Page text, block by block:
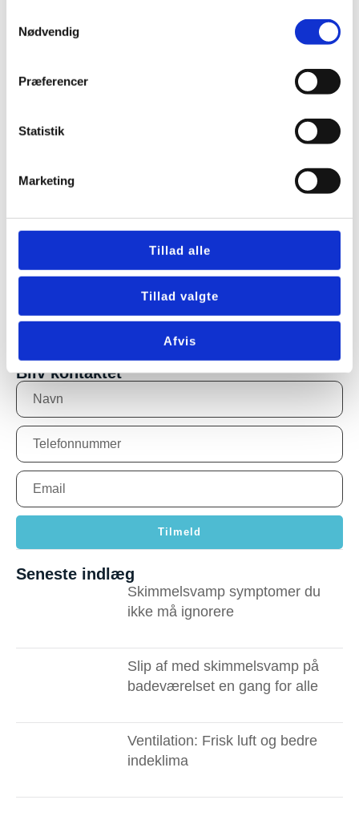
Nødvendig
Præferencer
Statistik
Marketing
Tillad alle
Tillad valgte
Afvis
Ventilator badeværelse batteri
ventilationsanlæg støje i boligen
eco 375 ventilationsanlæg med
korrekt dimensionering
Grad ventilator med
Bliv kontaktet
Tilmeld
Seneste indlæg
Skimmelsvamp symptomer du
ikke må ignorere ​
Slip af med skimmelsvamp på
badeværelset en gang for alle
Ventilation: Frisk luft og bedre
indeklima